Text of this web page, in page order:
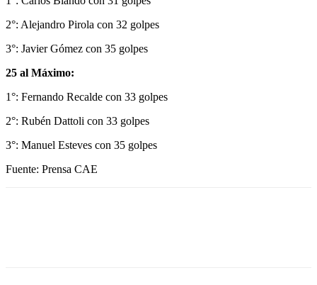
2°: Alejandro Pirola con 32 golpes
3°: Javier Gómez con 35 golpes
25 al Máximo:
1°: Fernando Recalde con 33 golpes
2°: Rubén Dattoli con 33 golpes
3°: Manuel Esteves con 35 golpes
Fuente: Prensa CAE